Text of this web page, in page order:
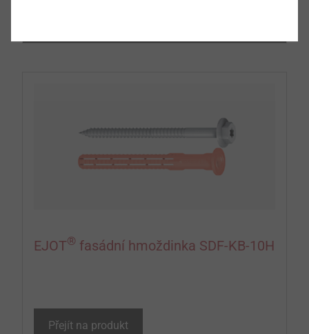
EJOT® fasádní hmoždinka SDF-KB-10H
Přejít na produkt